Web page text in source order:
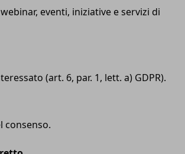
eventi, iniziative e servizi di
(art. 6, par. 1, lett. a) GDPR).
consenso.